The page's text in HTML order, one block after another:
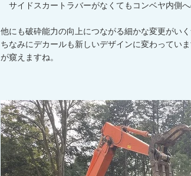
サイドスカートラバーがなくてもコンベヤ内側
他にも破砕能力の向上につながる細かな変更がい
ちなみにデカールも新しいデザインに変わってい
が窺えますね。